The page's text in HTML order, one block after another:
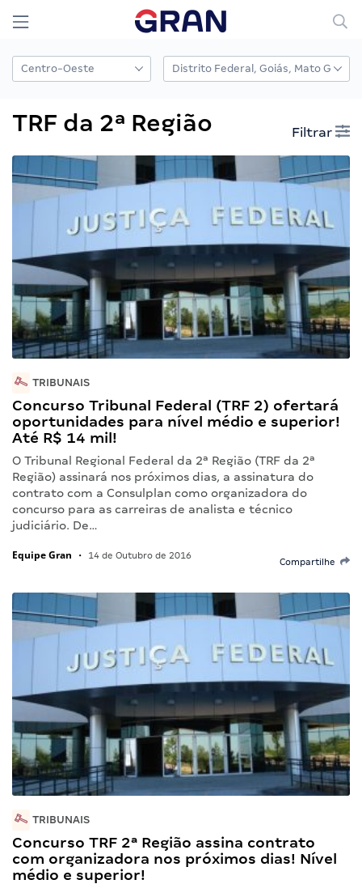
TRF da 2ª Região Filtrar
TRIBUNAIS
Concurso Tribunal Federal (TRF 2) ofertará
oportunidades para nível médio e superior!
Até R$ 14 mil!
O Tribunal Regional Federal da 2ª Região (TRF da 2ª
Região) assinará nos próximos dias, a assinatura do
contrato com a Consulplan como organizadora do
concurso para as carreiras de analista e técnico
judiciário. De…
Equipe Gran • 14 de Outubro de 2016
Compartilhe
TRIBUNAIS
Concurso TRF 2ª Região assina contrato
com organizadora nos próximos dias! Nível
médio e superior!